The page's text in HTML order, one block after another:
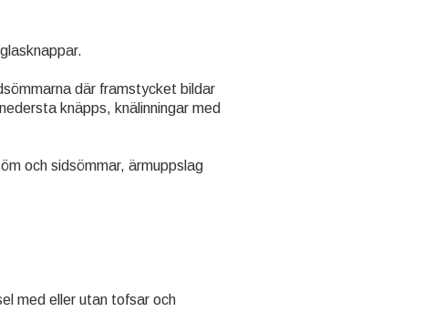
där framstycket bildar
knäpps, knälinningar med
och sidsömmar, ärmuppslag
med eller utan tofsar och